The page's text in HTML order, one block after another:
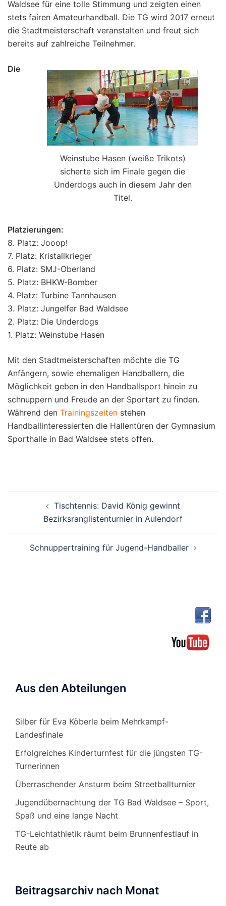
Waldsee für eine tolle Stimmung und zeigten einen
stets fairen Amateurhandball. Die TG wird 2017 erneut
die Stadtmeisterschaft veranstalten und freut sich
bereits auf zahlreiche Teilnehmer.
Weinstube Hasen (weiße Trikots)
sicherte sich im Finale gegen die
Underdogs auch in diesem Jahr den
Titel.
Die
Platzierungen:
8. Platz: Jooop!
7. Platz: Kristallkrieger
6. Platz: SMJ-Oberland
5. Platz: BHKW-Bomber
4. Platz: Turbine Tannhausen
3. Platz: Jungelfer Bad Waldsee
2. Platz: Die Underdogs
1. Platz: Weinstube Hasen
Mit den Stadtmeisterschaften möchte die TG
Anfängern, sowie ehemaligen Handballern, die
Möglichkeit geben in den Handballsport hinein zu
schnuppern und Freude an der Sportart zu finden.
Während den Trainingszeiten stehen
Handballinteressierten die Hallentüren der Gymnasium
Sporthalle in Bad Waldsee stets offen.
Tischtennis: David König gewinnt
Bezirksranglistenturnier in Aulendorf
Schnuppertraining für Jugend-Handballer
Aus den Abteilungen
Silber für Eva Köberle beim Mehrkampf-
Landesfinale
Erfolgreiches Kinderturnfest für die jüngsten TG-
Turnerinnen
Überraschender Ansturm beim Streetballturnier
Jugendübernachtung der TG Bad Waldsee – Sport,
Spaß und eine lange Nacht
TG-Leichtathletik räumt beim Brunnenfestlauf in
Reute ab
Beitragsarchiv nach Monat